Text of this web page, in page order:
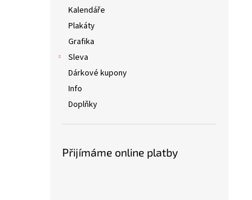
Kalendáře
Plakáty
Grafika
Sleva
Dárkové kupony
Info
Doplňky
Přijímáme online platby